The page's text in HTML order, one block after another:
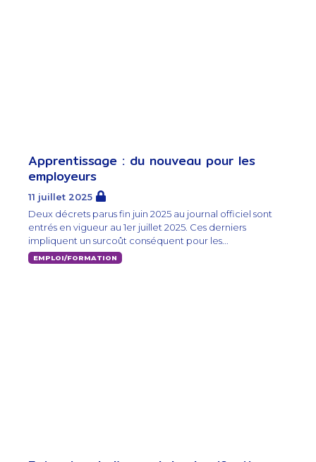
Apprentissage : du nouveau pour les
employeurs
11 juillet 2025
Deux décrets parus fin juin 2025 au journal officiel sont
entrés en vigueur au 1er juillet 2025. Ces derniers
impliquent un surcoût conséquent pour les...
EMPLOI/FORMATION